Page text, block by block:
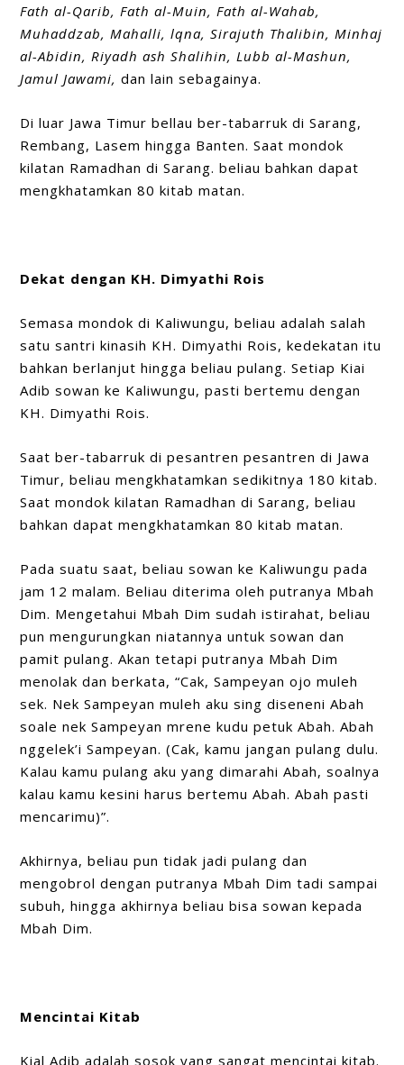
Fath al-Qarib, Fath al-Muin, Fath al-Wahab,
Muhaddzab, Mahalli, lqna, Sirajuth Thalibin, Minhaj
al-Abidin, Riyadh ash Shalihin, Lubb al-Mashun,
Jamul Jawami, dan lain sebagainya.
Di luar Jawa Timur bellau ber-tabarruk di Sarang,
Rembang, Lasem hingga Banten. Saat mondok
kilatan Ramadhan di Sarang. beliau bahkan dapat
mengkhatamkan 80 kitab matan.
Dekat dengan KH. Dimyathi Rois
Semasa mondok di Kaliwungu, beliau adalah salah
satu santri kinasih KH. Dimyathi Rois, kedekatan itu
bahkan berlanjut hingga beliau pulang. Setiap Kiai
Adib sowan ke Kaliwungu, pasti bertemu dengan
KH. Dimyathi Rois.
Saat ber-tabarruk di pesantren pesantren di Jawa
Timur, beliau mengkhatamkan sedikitnya 180 kitab.
Saat mondok kilatan Ramadhan di Sarang, beliau
bahkan dapat mengkhatamkan 80 kitab matan.
Pada suatu saat, beliau sowan ke Kaliwungu pada
jam 12 malam. Beliau diterima oleh putranya Mbah
Dim. Mengetahui Mbah Dim sudah istirahat, beliau
pun mengurungkan niatannya untuk sowan dan
pamit pulang. Akan tetapi putranya Mbah Dim
menolak dan berkata,“Cak, Sampeyan ojo muleh
sek. Nek Sampeyan muleh aku sing diseneni Abah
soale nek Sampeyan mrene kudu petuk Abah. Abah
nggelek’i Sampeyan. (Cak, kamu jangan pulang dulu.
Kalau kamu pulang aku yang dimarahi Abah, soalnya
kalau kamu kesini harus bertemu Abah. Abah pasti
mencarimu)”.
Akhirnya, beliau pun tidak jadi pulang dan
mengobrol dengan putranya Mbah Dim tadi sampai
subuh, hingga akhirnya beliau bisa sowan kepada
Mbah Dim.
Mencintai Kitab
Kial Adib adalah sosok yang sangat mencintai kitab.